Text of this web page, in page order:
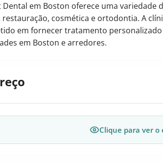
Dental em Boston oferece uma variedade
restauração, cosmética e ortodontia. A
em fornecer tratamento
em Boston e arredores.
Clique para ver o